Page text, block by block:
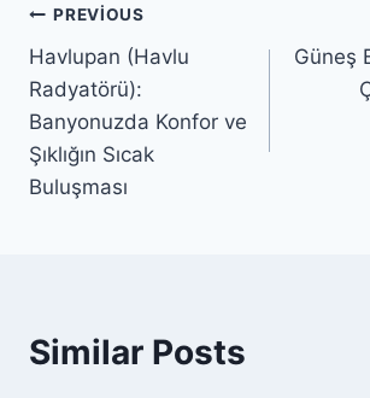
Yazı
gezinmesi
PREVIOUS
Havlupan (Havlu
Radyatörü):
Banyonuzda Konfor ve
Şıklığın Sıcak
Buluşması
Güneş
Similar Posts